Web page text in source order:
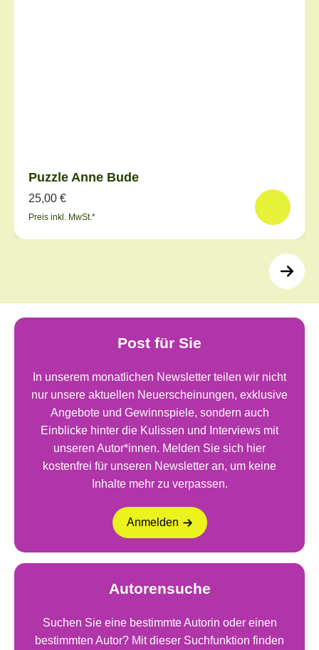
Puzzle Anne Bude
25,00 €
Preis inkl. MwSt.*
Post für Sie
In unserem monatlichen Newsletter teilen wir nicht
nur unsere aktuellen Neuerscheinungen, exklusive
Angebote und Gewinnspiele, sondern auch
Einblicke hinter die Kulissen und Interviews mit
unseren Autor*innen. Melden Sie sich hier
kostenfrei für unseren Newsletter an, um keine
Inhalte mehr zu verpassen.
Anmelden
Autorensuche
Suchen Sie eine bestimmte Autorin oder einen
bestimmten Autor? Mit dieser Suchfunktion finden